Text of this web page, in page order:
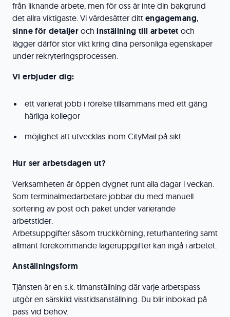
från liknande arbete, men för oss är inte din bakgrund
det allra viktigaste. Vi värdesätter ditt engagemang,
sinne för detaljer ochinställning till arbetetoch
lägger därför stor vikt kring dina personliga egenskaper
under rekryteringsprocessen.
Vi erbjuder dig:
ett varierat jobb i rörelse tillsammans med ett gäng
härliga kollegor
möjlighet att utvecklas inom CityMail på sikt
Hur ser arbetsdagen ut?
Verksamheten är öppen dygnet runt alla dagar i veckan.
Som terminalmedarbetare jobbar du med manuell
sortering av post och paket under varierande
arbetstider.
Arbetsuppgifter såsom truckkörning, returhantering samt
allmänt förekommande lageruppgifter kan ingå i arbetet.
Anställningsform
Tjänsten är en s.k. timanställning där varje arbetspass
utgör en särskild visstidsanställning. Du blir inbokad på
pass vid behov.